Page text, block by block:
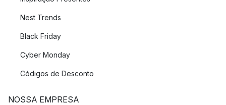
Nest Trends
Black Friday
Cyber Monday
Códigos de Desconto
NOSSA EMPRESA